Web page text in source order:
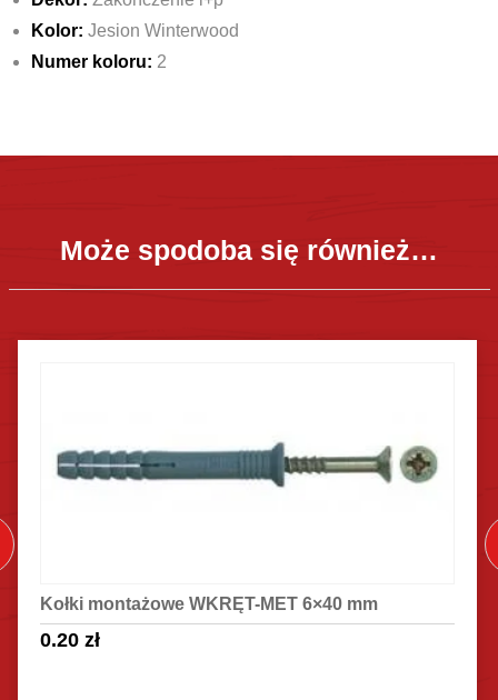
Kolor: Jesion Winterwood
Numer koloru: 2
Może spodoba się również…
Kołki montażowe WKRĘT-MET 6×40 mm
0.20zł